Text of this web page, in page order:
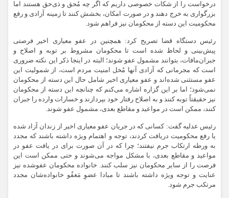
درخواست را از شکات خصوصی داریم که اگر چه مُحق و ذی‌حق هستند اما
بزرگواری به خرج دهند و در صورت امکان، بخشش کنند تا زمینه آزادی و رفع
محکومیت این دسته از محکومان نیز فراهم شود.
رئیس دستگاه قضا تصریح کرد: همچنین در عفو معیاری اخیر فرصتی
پیش‌بینی و لحاظ شده است تا محکومان مشروط بر توبه و اصلاح و
جبران‌مافات، بتوانند مشمول عفو شوند؛ البته در اینجا ذکر این نکته ضروری
است که مجرمانی که آزادی آنها مُخل امنیت مردم است، از شمولیت این
عفو مستثنی شده‌اند و عفو معیاری اخیر شامل حال این دسته از محکومان
نمی‌شود؛ اما بر این گزاره اشاره می‌کنم که چنانچه این دسته از محکومان
نیز حقیقتاً توبه کنند و به اصلاح رفتار خود بپردازند و خسارات وارده را جبران
کنند، ممکن است در مواعید و مقاطع بعدی، مشمول عفو شوند.
رئیس عدلیه گفت: کسانی که در جریان عفو معیاری اخیر از زندان آزاد شده
یا رفع محکومیت دریافت کردند، توجه و اهتمام ویژه داشته باشند که مجدد
به ورطه ارتکاب جرم نیفتند؛ چرا که در آن صورت برای در یافت عفو در
مواعید و مقاطع بعدی، با مشکل مواجه می‌شوند و حتی ممکن است این
فرصت را از سایر محکومان نیز سلب کنند. خانواده محکومان عفوشده نیز
عنایت و توجه ویژه داشته باشند تا مبادا عضوِ مَعفُو خانواده‌شان مجدد
مرتکب جرم شود.